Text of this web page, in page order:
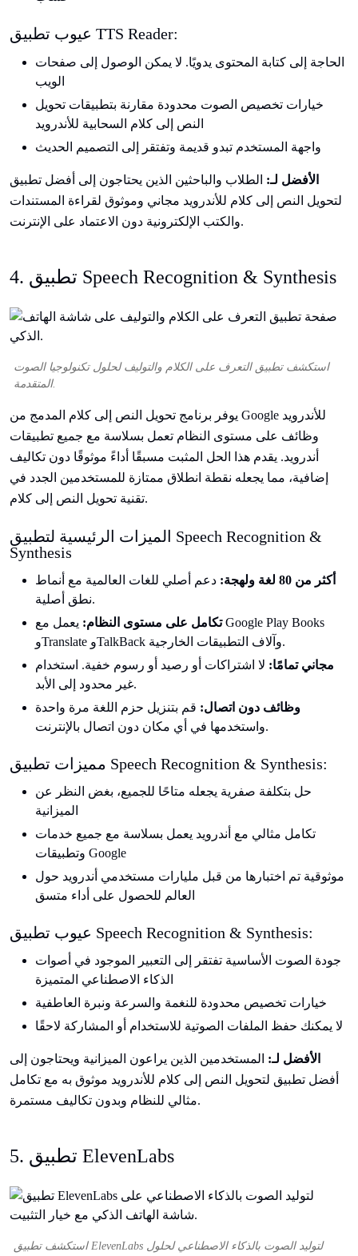
عيوب تطبيق TTS Reader:
الحاجة إلى كتابة المحتوى يدويًا. لا يمكن الوصول إلى صفحات
الويب
خيارات تخصيص الصوت محدودة مقارنة بتطبيقات تحويل
النص إلى كلام السحابية للأندرويد
واجهة المستخدم تبدو قديمة وتفتقر إلى التصميم الحديث
الأفضل لـ: الطلاب والباحثين الذين يحتاجون إلى أفضل تطبيق
لتحويل النص إلى كلام للأندرويد مجاني وموثوق لقراءة المستندات
والكتب الإلكترونية دون الاعتماد على الإنترنت.
4. تطبيق Speech Recognition & Synthesis
استكشف تطبيق التعرف على الكلام والتوليف لحلول تكنولوجيا الصوت
المتقدمة.
يوفر برنامج تحويل النص إلى كلام المدمج من Google للأندرويد
وظائف على مستوى النظام تعمل بسلاسة مع جميع تطبيقات
أندرويد. يقدم هذا الحل المثبت مسبقًا أداءً موثوقًا دون تكاليف
إضافية، مما يجعله نقطة انطلاق ممتازة للمستخدمين الجدد في
تقنية تحويل النص إلى كلام.
الميزات الرئيسية لتطبيق Speech Recognition &
Synthesis
أكثر من 80 لغة ولهجة:
دعم أصلي للغات العالمية مع أنماط
نطق أصلية.
تكامل على مستوى النظام: يعمل مع Google Play Books
وTranslate وTalkBack وآلاف التطبيقات الخارجية.
مجاني تمامًا: لا اشتراكات أو رصيد أو رسوم خفية. استخدام
غير محدود إلى الأبد.
وظائف دون اتصال: قم بتنزيل حزم اللغة مرة واحدة
واستخدمها في أي مكان دون اتصال بالإنترنت.
مميزات تطبيق Speech Recognition & Synthesis:
حل بتكلفة صفرية يجعله متاحًا للجميع، بغض النظر عن
الميزانية
تكامل مثالي مع أندرويد يعمل بسلاسة مع جميع خدمات
وتطبيقات Google
موثوقية تم اختبارها من قبل مليارات مستخدمي أندرويد حول
العالم للحصول على أداء متسق
عيوب تطبيق Speech Recognition & Synthesis:
جودة الصوت الأساسية تفتقر إلى التعبير الموجود في أصوات
الذكاء الاصطناعي المتميزة
خيارات تخصيص محدودة للنغمة والسرعة ونبرة العاطفية
لا يمكنك حفظ الملفات الصوتية للاستخدام أو المشاركة لاحقًا
الأفضل لـ: المستخدمين الذين يراعون الميزانية ويحتاجون إلى
أفضل تطبيق لتحويل النص إلى كلام للأندرويد موثوق به مع تكامل
مثالي للنظام وبدون تكاليف مستمرة.
5. تطبيق ElevenLabs
استكشف تطبيق ElevenLabs لتوليد الصوت بالذكاء الاصطناعي لحلول